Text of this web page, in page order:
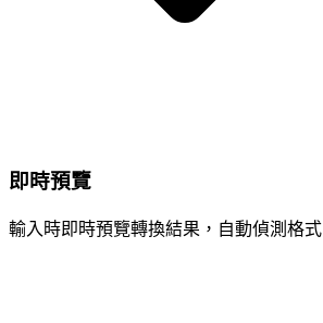
即時預覽
輸入時即時預覽轉換結果，自動偵測格式